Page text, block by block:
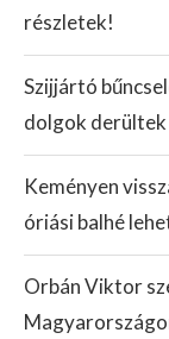
részletek!
Szijjártó
dolgok derültek
Keményen
óriási balhé
Orbán Viktor